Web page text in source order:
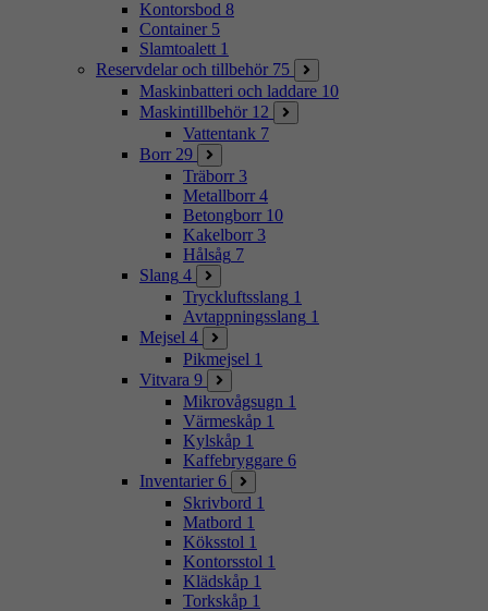
Kontorsbod 8
Container 5
Slamtoalett 1
Reservdelar och tillbehör 75
Maskinbatteri och laddare 10
Maskintillbehör 12
Vattentank 7
Borr 29
Träborr 3
Metallborr 4
Betongborr 10
Kakelborr 3
Hålsåg 7
Slang 4
Tryckluftsslang 1
Avtappningsslang 1
Mejsel 4
Pikmejsel 1
Vitvara 9
Mikrovågsugn 1
Värmeskåp 1
Kylskåp 1
Kaffebryggare 6
Inventarier 6
Skrivbord 1
Matbord 1
Köksstol 1
Kontorsstol 1
Klädskåp 1
Torkskåp 1